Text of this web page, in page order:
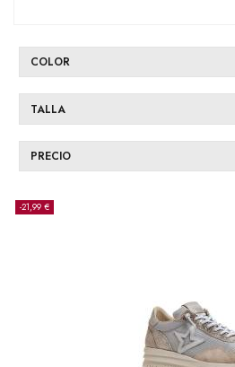
COLOR
TALLA
PRECIO
-21,99 €